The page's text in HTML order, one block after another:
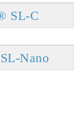
SL-C
Nano